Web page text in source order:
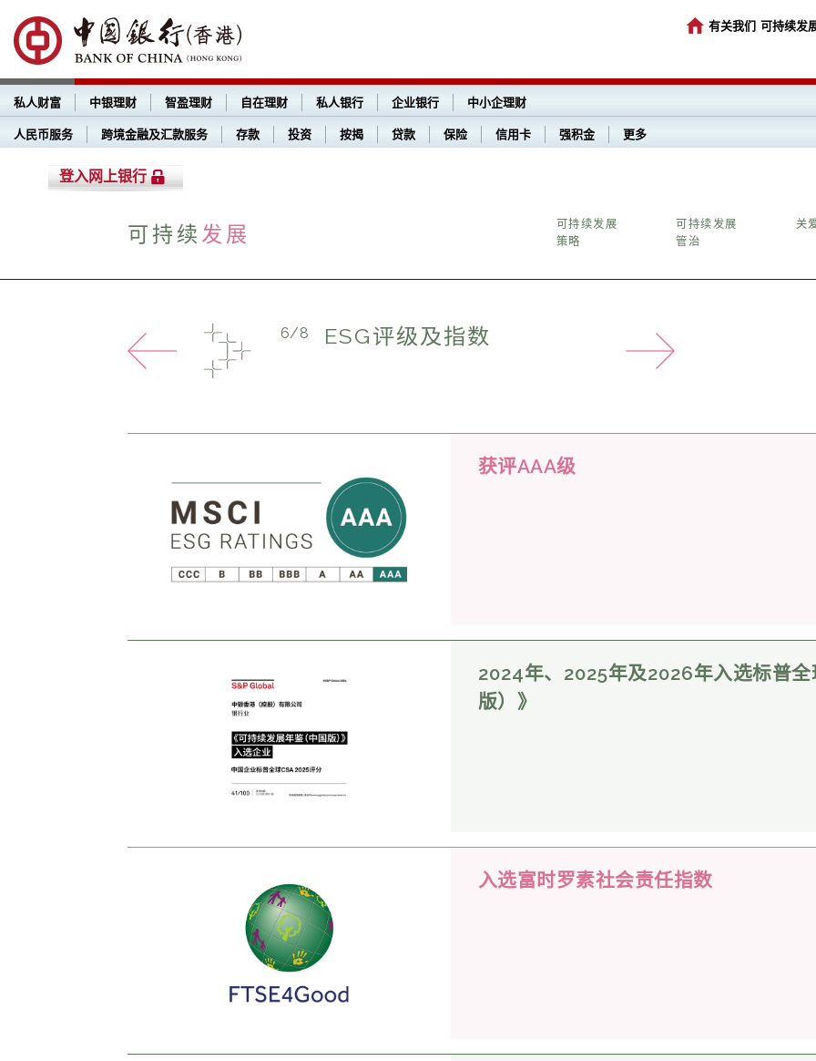
有关我们 可持续发
私人财富 中银理财 智盈理财 自在理财 私人银行 企业银行 中小企理财
人民币服务 跨境金融及汇款服务 存款 投资 按揭 贷款 保险 信用卡 强积金 更多
登入网上银行
可持续 发展
可持续发展
策略
可持续发展
管治
关
6/8 ESG评级及指数
获评AAA级
2024年、2025年及2026年入选标普
版）》
入选富时罗素社会责任指数